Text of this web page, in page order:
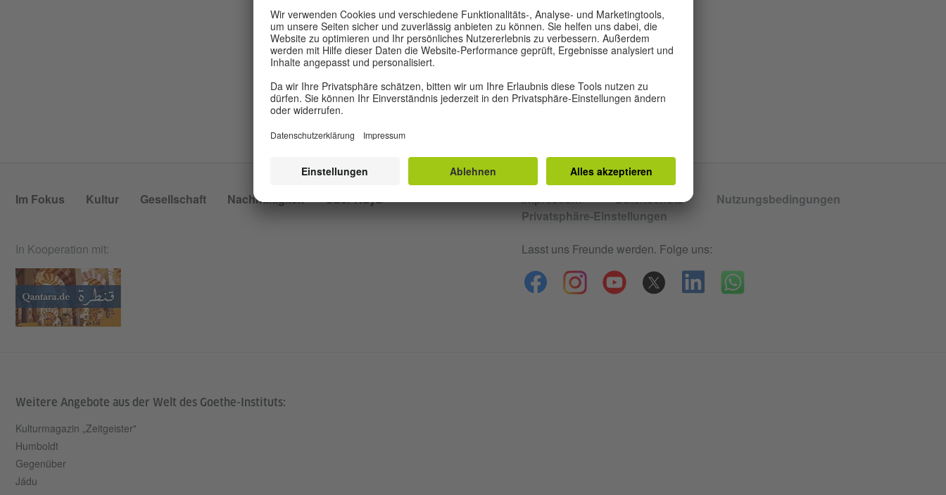
Im Fokus Kultur Gesellschaft Nachhaltigkeit Über Ruya Impressum Datenschutz
Nutzungsbedingungen
Privatsphäre-Einstellungen
In Kooperation mit: Lasst uns Freunde werden. Folge uns:
Weitere Angebote aus der Welt des Goethe-Instituts:
Kulturmagazin „Zeitgeister"
Humboldt
Gegenüber
Jádu